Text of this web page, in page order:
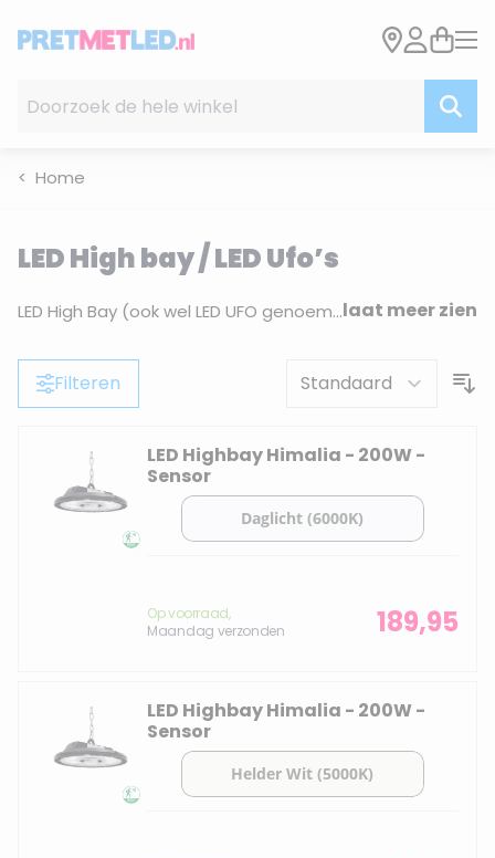
Home
LED High bay / LED Ufo’s
LED High Bay (ook wel LED UFO genoemd) zijn fantastische lampen om ruimtes met een hoog plafond goed te verlichten. Krachtige lampen die het zicht vergroten en egaler verlichten dan traditionele lichtbronnen.laat meer zien
Filteren
LED Highbay Himalia - 200W -
Sensor
Op voorraad,
Maandag verzonden
189,95
LED Highbay Himalia - 200W -
Sensor